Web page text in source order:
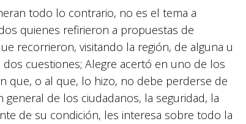
todo lo contrario, no es el tema a
quienes refirieron a propuestas de
recorrieron, visitando la región, de alguna u
cuestiones; Alegre acertó en uno de los
que, o al que, lo hizo, no debe perderse de
de los ciudadanos, la seguridad, la
de su condición, les interesa sobre todo la